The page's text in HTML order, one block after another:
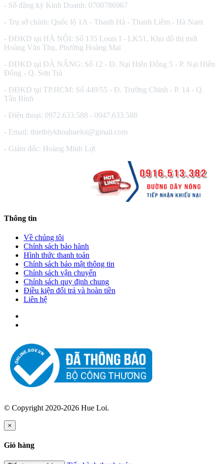
- Số đăng ký Kinh Doanh: 0700786967
- Trụ sở chính: Quốc lộ 1A - Thanh Hà - Thanh Liêm - Hà Nam
- ĐĐKD tại HÀ NỘI: Số 135 Louis I - LK51, Khu đô thị mới
Hoàng Văn Thụ, Phường Hoàng Mai
- ĐĐKD tại ĐÀ NẴNG: Số 12 - Đ. Nại Hiên Đông 5 - P. Nại Hiên
Đông - Q. Sơn Trà
- ĐĐKD tại TP.HCM: Số 449/55 - Đ. Trường Chinh - P. 14 - Q.
Tân Bình
- Điện thoại: 0972.633.588 - 0947.633.588
- Email: thietbiykhoahueloi@gmail.com
- Giám đốc: Hoàng Minh Lợi
Thông tin
Về chúng tôi
Chính sách bảo hành
Hình thức thanh toán
Chính sách bảo mật thông tin
Chính sách vận chuyển
Chính sách quy định chung
Điều kiện đổi trả và hoàn tiền
Liên hệ
© Copyright 2020-2026 Hue Loi.
×
Giỏ hàng